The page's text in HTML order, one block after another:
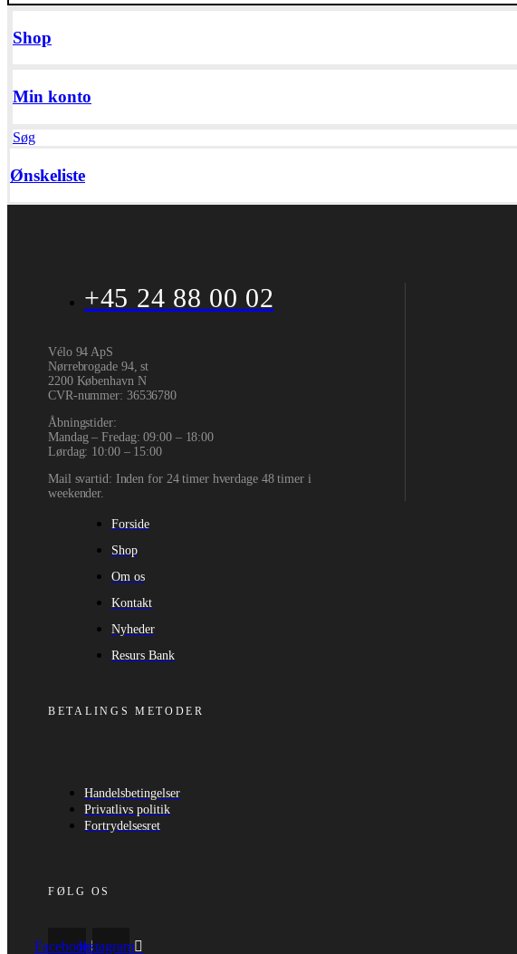
Shop
Min konto
Søg
Ønskeliste
+45 24 88 00 02
Vélo 94 ApS
Nørrebrogade 94, st
2200 København N
CVR-nummer: 36536780
Åbningstider:
Mandag – Fredag: 09:00 – 18:00
Lørdag: 10:00 – 15:00
Mail svartid: Inden for 24 timer hverdage 48 timer i
weekender.
Forside
Shop
Om os
Kontakt
Nyheder
Resurs Bank
BETALINGS METODER
Handelsbetingelser
Privatlivs politik
Fortrydelsesret
FØLG OS
FacebookInstagram